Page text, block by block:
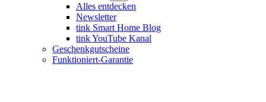
Alles entdecken
Newsletter
tink Smart Home Blog
tink YouTube Kanal
Geschenkgutscheine
Funktioniert-Garantie